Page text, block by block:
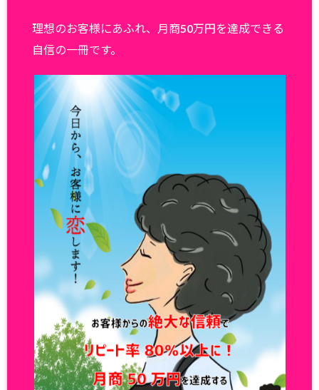
理想のお客様にあふれ、月商50万円を達成できる
自信の一冊です。